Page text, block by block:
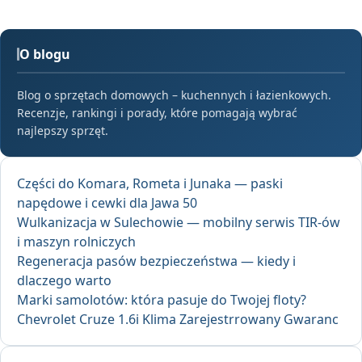
O blogu
Blog o sprzętach domowych – kuchennych i łazienkowych.
Recenzje, rankingi i porady, które pomagają wybrać
najlepszy sprzęt.
Części do Komara, Rometa i Junaka — paski
napędowe i cewki dla Jawa 50
Wulkanizacja w Sulechowie — mobilny serwis TIR-ów
i maszyn rolniczych
Regeneracja pasów bezpieczeństwa — kiedy i
dlaczego warto
Marki samolotów: która pasuje do Twojej floty?
Chevrolet Cruze 1.6i Klima Zarejestrrowany Gwaranc